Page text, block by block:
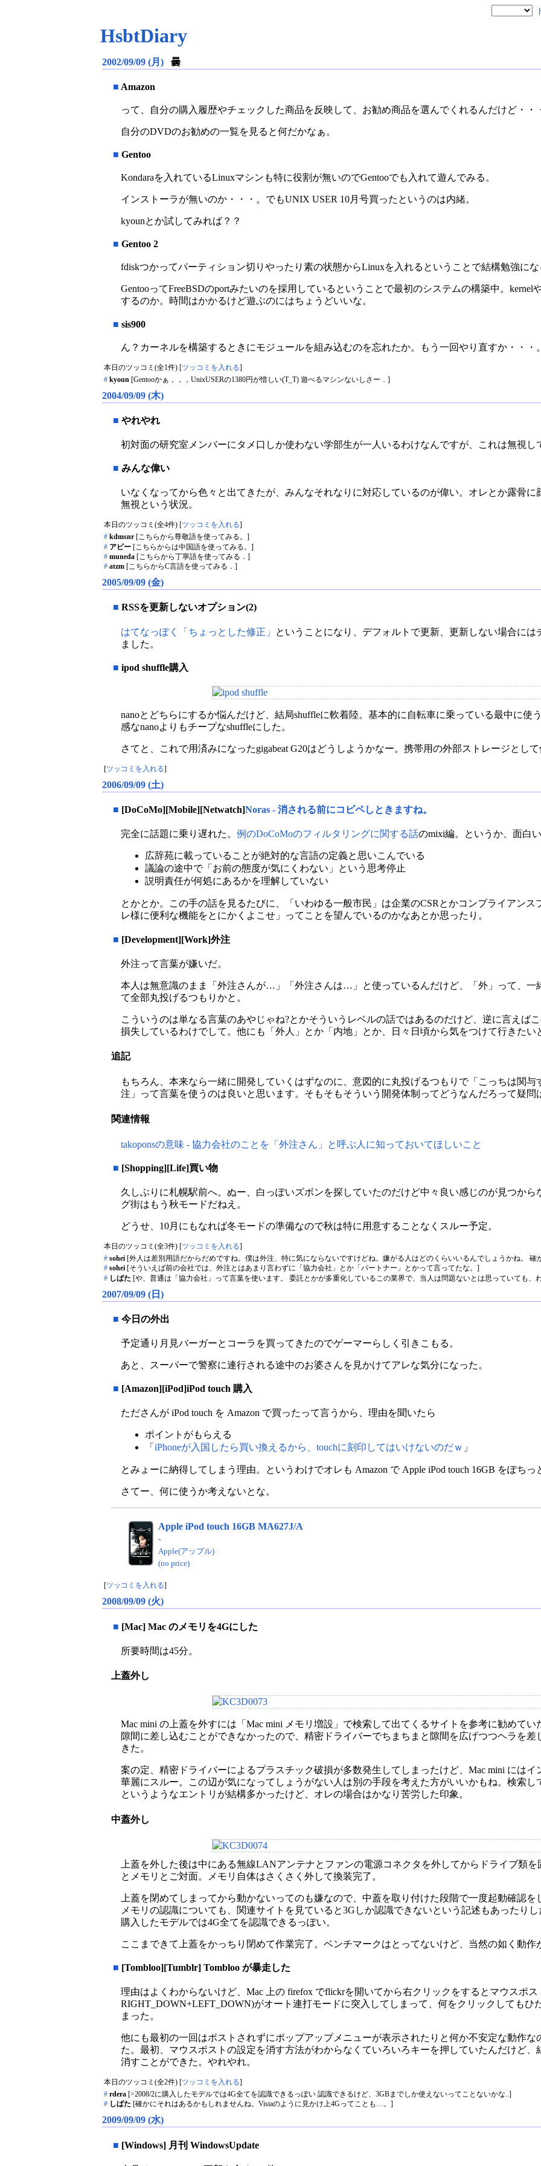
HsbtDiary
2002/09/09 (月) 曇
■ Amazon
って、自分の購入履歴やチェックした商品を反映して、お勧め商品を選んでくれるんだけど・・
自分のDVDのお勧めの一覧を見ると何だかなぁ。
■ Gentoo
Kondaraを入れているLinuxマシンも特に役割が無いのでGentooでも入れて遊んでみる。
インストーラが無いのか・・・。でもUNIX USER 10月号買ったというのは内緒。
kyounとか試してみれば？？
■ Gentoo 2
fdiskつかってパーティション切りやったり素の状態からLinuxを入れるということで結構勉強にな
GentooってFreeBSDのportみたいのを採用しているということで最初のシステムの構築中。kernel
するのか。時間はかかるけど遊ぶのにはちょうどいいな。
■ sis900
ん？カーネルを構築するときにモジュールを組み込むのを忘れたか。もう一回やり直すか・・・。
本日のツッコミ(全1件) [ツッコミを入れる]
# kyoun [Gentooかぁ，，，UnixUSERの1380円が惜しい(T_T) 遊べるマシンないしさー．]
2004/09/09 (木)
■ やれやれ
初対面の研究室メンバーにタメ口しか使わない学部生が一人いるわけなんですが、これは無視し
■ みんな偉い
いなくなってから色々と出てきたが、みんなそれなりに対応しているのが偉い。オレとか露骨
無視という状況。
本日のツッコミ(全4件) [ ツッコミを入れる
# kdmsnr [こちらから尊敬語を使ってみる。]
# アビー [こちらからは中国語を使ってみる。]
# muneda [こちらから丁寧語を使ってみる．]
# atzm [こちらからC言語を使ってみる．]
2005/09/09 (金)
■ RSSを更新しないオプション(2)
はてなっぽく「ちょっとした修正」
ということになり、デフォルトで更新、更新しない場合には
ました。
■ ipod shuffle購入
nanoとどちらにするか悩んだけど、結局shuffleに軟着陸。基本的に自転車に乗っている最中に使
感なnanoよりもチープなshuffleにした。
さてと、これで用済みになったgigabeat G20はどうしようかなー。携帯用の外部ストレージとして
[ツッコミを入れる]
2006/09/09 (土)
■ [DoCoMo][Mobile][Netwatch]Noras - 消される前にコピペしときますね。
完全に話題に乗り遅れた。 例のDoCoMoのフィルタリングに関する話のmixi編。というか、面白
広辞苑に載っていることが絶対的な言語の定義と思いこんでいる
議論の途中で「お前の態度が気にくわない」という思考停止
説明責任が何処にあるかを理解していない
とかとか。この手の話を見るたびに、「いわゆる一般市民」は企業のCSRとかコンプライアン
レ様に便利な機能をとにかくよこせ」ってことを望んでいるのかなあとか思ったり。
■ [Development][Work]外注
外注って言葉が嫌いだ。
本人は無意識のまま「外注さんが…」「外注さんは…」と使っているんだけど、「外」って、一
て全部丸投げるつもりかと。
こういうのは単なる言葉のあやじゃね?とかそういうレベルの話ではあるのだけど、逆に言えば
損失しているわけでして。他にも「外人」とか「内地」とか、日々日頃から気をつけて行きたい
追記
もちろん、本来なら一緒に開発していくはずなのに、意図的に丸投げるつもりで「こっちは関
注」って言葉を使うのは良いと思います。そもそもそういう開発体制ってどうなんだろって疑問
関連情報
takoponsの意味 - 協力会社のことを「外注さん」と呼ぶ人に知っておいてほしいこと
■ [Shopping][Life]買い物
久しぶりに札幌駅前へ。ぬー、白っぽいズボンを探していたのだけど中々良い感じのが見つか
グ街はもう秋モードだねえ。
どうせ、10月にもなれば冬モードの準備なので秋は特に用意することなくスルー予定。
本日のツッコミ(全3件) [ ツッコミを入れる
# sohei [外人は差別用語だからだめですね。僕は外注、特に気にならないですけどね。嫌がる人はどのくらいいるんでしょうかね。 確
# sohei [そういえば前の会社では、外注とはあまり言わずに「協力会社」とか「パートナー」とかって言ってたな。]
# しばた [や、普通は「協力会社」って言葉を使います。 委託とかが多重化しているこの業界で、当人は問題ないとは思っていても、
2007/09/09 (日)
■ 今日の外出
予定通り月見バーガーとコーラを買ってきたのでゲーマーらしく引きこもる。
あと、スーパーで警察に連行される途中のお婆さんを見かけてアレな気分になった。
■ [Amazon][iPod]iPod touch 購入
たださんが iPod touch を Amazon で買ったって言うから、理由を聞いたら
ポイントがもらえる
「 iPhoneが入国したら買い換えるから、touchに刻印してはいけないのだｗ 」
とみょーに納得してしまう理由。というわけでオレも Amazon で Apple iPod touch 16GB をぽちっ
さてー、何に使うか考えないとな。
Apple iPod touch 16GB MA627J/A
-
Apple(アップル)
(no price)
ツッコミを入れる
2008/09/09 (火)
■ [Mac] Mac のメモリを4Gにした
所要時間は45分。
上蓋外し
Mac mini の上蓋を外すには「Mac mini メモリ増設」で検索して出てくるサイトを参考に勧めてい
隙間に差し込むことができなかったので、精密ドライバーでちまちまと隙間を広げつつヘラを
きた。
案の定、精密ドライバーによるプラスチック破損が多数発生してしまったけど、Mac mini には
華麗にスルー。この辺が気になってしょうがない人は別の手段を考えた方がいいかもね。検索し
というようなエントリが結構多かったけど、オレの場合はかなり苦労した印象。
中蓋外し
上蓋を外した後は中にある無線LANアンテナとファンの電源コネクタを外してからドライブ類
とメモリとご対面。メモリ自体はさくさく外して換装完了。
上蓋を閉めてしまってから動かないってのも嫌なので、中蓋を取り付けた段階で一度起動確認を
メモリの認識についても、関連サイトを見ていると3Gしか認識できないという記述もあったり
購入したモデルでは4G全てを認識できるっぽい。
ここまできて上蓋をかっちり閉めて作業完了。ベンチマークはとってないけど、当然の如く動作
■ [Tombloo][Tumblr] Tombloo が暴走した
理由はよくわからないけど、Mac 上の firefox でflickrを開いてから右クリックをするとマウスポス
RIGHT_DOWN+LEFT_DOWN)がオート連打モードに突入してしまって、何をクリックしてもひ
まった。
他にも最初の一回はポストされずにポップアップメニューが表示されたりと何か不安定な動作な
た。最初、マウスポストの設定を消す方法がわからなくていろいろキーを押していたんだけど、
消すことができた。やれやれ。
本日のツッコミ(全2件) [ ツッコミを入れる
# rdera [>2008/2に購入したモデルでは4G全てを認識できるっぽい 認識できるけど、3GBまでしか使えないってことないかな..]
# しばた [確かにそれはあるかもしれませんね。Vistaのように見かけ上4Gってことも…。]
2009/09/09 (水)
■ [Windows] 月刊 WindowsUpdate